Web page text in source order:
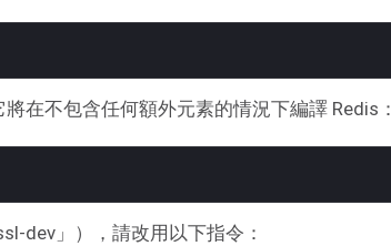
在不包含任何額外元素的情況下編譯 Redis：
dev」），請改用以下指令：